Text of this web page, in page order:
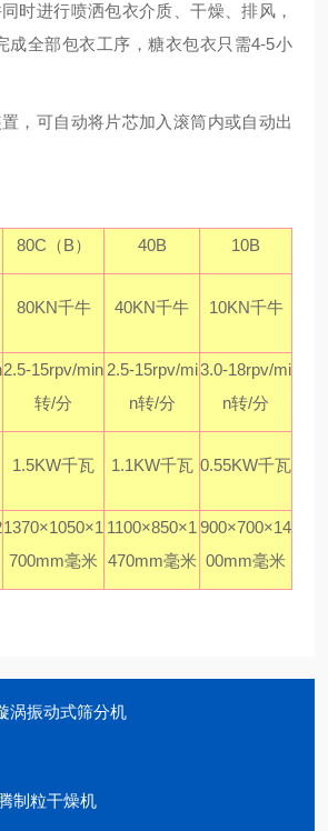
时进行喷洒包衣介质、干燥、排风，
成全部包衣工序，糖衣包衣只需4-5小
，可自动将片芯加入滚筒内或自动出
80C（B） 40B 10B
80KN千牛 40KN千牛 10KN千牛
2.5-15rpv/min
转/分
2.5-15rpv/mi
n转/分
3.0-18rpv/mi
n转/分
1.5KW千瓦 1.1KW千瓦 0.55KW千瓦
1370×1050×1
700mm毫米
1100×850×1
470mm毫米
900×700×14
00mm毫米
涡振动式筛分机
制粒干燥机